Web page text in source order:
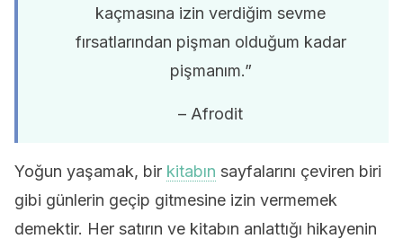
kaçmasına izin verdiğim sevme
fırsatlarından pişman olduğum kadar
pişmanım.”
– Afrodit
Yoğun yaşamak, bir kitabın sayfalarını çeviren biri
gibi günlerin geçip gitmesine izin vermemek
demektir. Her satırın ve kitabın anlattığı hikayenin